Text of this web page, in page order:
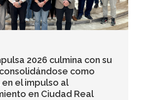
2026 culmina con su
como
el impulso al
en Ciudad Real